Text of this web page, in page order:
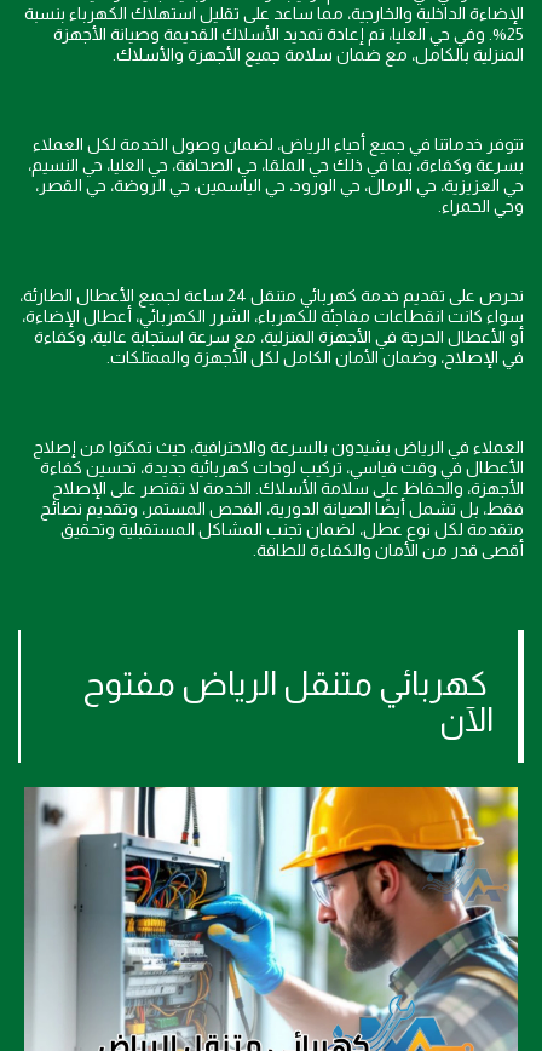
الإضاءة الداخلية والخارجية، مما ساعد على تقليل استهلاك الكهرباء بنسبة
25%. وفي حي العليا، تم إعادة تمديد الأسلاك القديمة وصيانة الأجهزة
المنزلية بالكامل، مع ضمان سلامة جميع الأجهزة والأسلاك.
تتوفر خدماتنا في جميع أحياء الرياض، لضمان وصول الخدمة لكل العملاء
بسرعة وكفاءة، بما في ذلك حي الملقا، حي الصحافة، حي العليا، حي النسيم،
حي العزيزية، حي الرمال، حي الورود، حي الياسمين، حي الروضة، حي القصر،
وحي الحمراء.
نحرص على تقديم خدمة كهربائي متنقل 24 ساعة لجميع الأعطال الطارئة،
سواء كانت انقطاعات مفاجئة للكهرباء، الشرر الكهربائي، أعطال الإضاءة،
أو الأعطال الحرجة في الأجهزة المنزلية، مع سرعة استجابة عالية، وكفاءة
في الإصلاح، وضمان الأمان الكامل لكل الأجهزة والممتلكات.
العملاء في الرياض يشيدون بالسرعة والاحترافية، حيث تمكنوا من إصلاح
الأعطال في وقت قياسي، تركيب لوحات كهربائية جديدة، تحسين كفاءة
الأجهزة، والحفاظ على سلامة الأسلاك. الخدمة لا تقتصر على الإصلاح
فقط، بل تشمل أيضًا الصيانة الدورية، الفحص المستمر، وتقديم نصائح
متقدمة لكل نوع عطل، لضمان تجنب المشاكل المستقبلية وتحقيق
أقصى قدر من الأمان والكفاءة للطاقة.
كهربائي متنقل الرياض مفتوح
الآن